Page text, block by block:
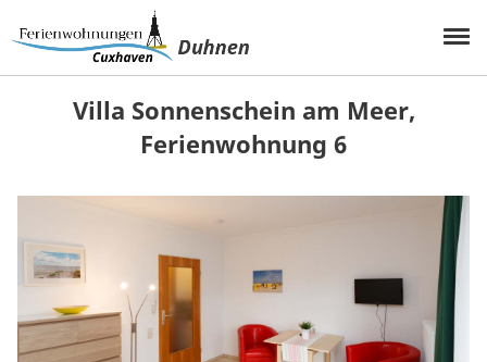
Villa Sonnenschein am Meer,
Ferienwohnung 6